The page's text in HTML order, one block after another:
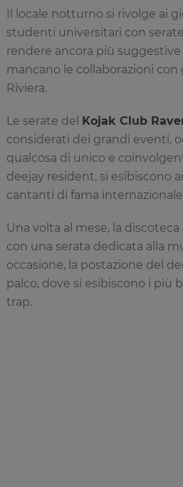
Il locale notturno si rivolge ai
studenti universitari con
rendere ancora più suggestive
mancano le collaborazioni con
Riviera.
Le serate del Kojak Club
considerati dei grandi eventi,
qualcosa di unico e
deejay resident, si esibiscono
cantanti di fama
Una volta al mese, la
con una serata dedicata alla
occasione, la postazione del
palco, dove si esibiscono i più
trap.